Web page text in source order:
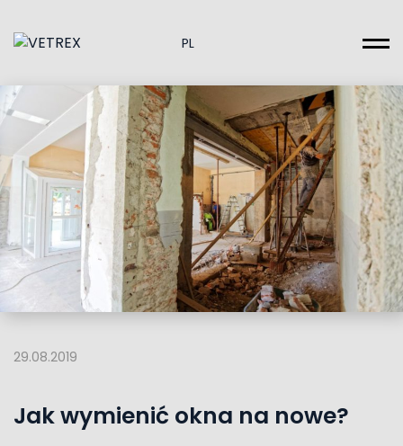
PL
29.08.2019
Jak wymienić okna na nowe?